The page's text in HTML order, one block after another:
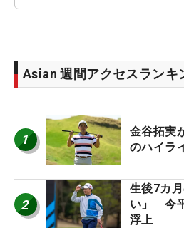
Asian 週間アクセスランキ
1
金谷拓実
のハイラ
2
生後7カ
い」 今
浮上